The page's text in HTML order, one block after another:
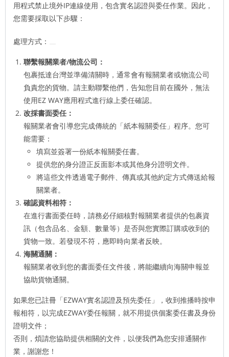
用程式禁止境外IP連線使用，包含實名認證與委任作業。因此，
您需要採取以下步驟：
處理方式：
聯繫報關業者/物流公司：
包裹抵達台灣並準備清關時，通常會有報關業者或物流公司
負責您的貨物。請主動聯繫他們，告知您目前在國外，無法
使用EZ WAY應用程式進行線上委任確認。
改採書面委任：
報關業者會引導您完成傳統的「紙本報關委任」程序。您可
能需要：
填寫並簽署一份紙本報關委任書。
提供您的身分證正反面影本或其他身分證明文件。
將這些文件透過電子郵件、傳真或其他約定方式傳送給報
關業者。
確認資料相符：
在進行書面委任時，請務必仔細核對報關業者提供的包裹資
訊（包含品名、金額、數量等）是否與您實際訂購或收到的
貨物一致。若發現不符，應即時向業者反映。
海關通關：
報關業者收到您的書面委任文件後，將能繼續向海關申報並
協助貨物通關。
如果您已註冊「EZWAY實名認證及預先委任」，收到推播時按申
報相符，以完成EZWAY委任報關，就不用提供個案委任書及身份
證明文件；
否則，煩請您協助提供相關的文件，以便我們為您安排通關作
業，謝謝您！